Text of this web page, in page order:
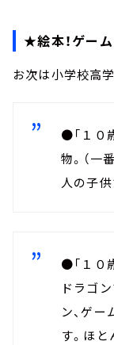
★絵本！ゲーム
お次は小学校高
●「１０
物。（一
人の子
●「１０
ドラゴ
ン、ゲ
す。ほ